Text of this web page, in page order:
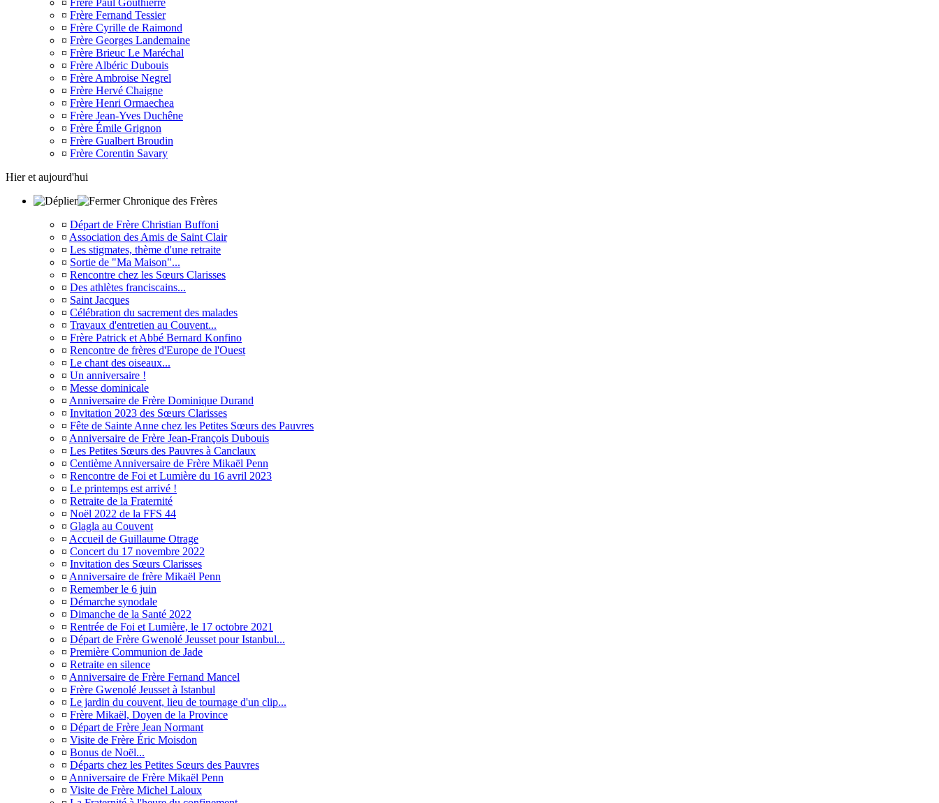
¤ Frère Paul Gouthierre
¤ Frère Fernand Tessier
¤ Frère Cyrille de Raimond
¤ Frère Georges Landemaine
¤ Frère Brieuc Le Maréchal
¤ Frère Albéric Dubouis
¤ Frère Ambroise Negrel
¤ Frère Hervé Chaigne
¤ Frère Henri Ormaechea
¤ Frère Jean-Yves Duchêne
¤ Frère Émile Grignon
¤ Frère Gualbert Broudin
¤ Frère Corentin Savary
Hier et aujourd'hui
Chronique des Frères
¤ Départ de Frère Christian Buffoni
¤ Association des Amis de Saint Clair
¤ Les stigmates, thème d'une retraite
¤ Sortie de "Ma Maison"...
¤ Rencontre chez les Sœurs Clarisses
¤ Des athlètes franciscains...
¤ Saint Jacques
¤ Célébration du sacrement des malades
¤ Travaux d'entretien au Couvent...
¤ Frère Patrick et Abbé Bernard Konfino
¤ Rencontre de frères d'Europe de l'Ouest
¤ Le chant des oiseaux...
¤ Un anniversaire !
¤ Messe dominicale
¤ Anniversaire de Frère Dominique Durand
¤ Invitation 2023 des Sœurs Clarisses
¤ Fête de Sainte Anne chez les Petites Sœurs des Pauvres
¤ Anniversaire de Frère Jean-François Dubouis
¤ Les Petites Sœurs des Pauvres à Canclaux
¤ Centième Anniversaire de Frère Mikaël Penn
¤ Rencontre de Foi et Lumière du 16 avril 2023
¤ Le printemps est arrivé !
¤ Retraite de la Fraternité
¤ Noël 2022 de la FFS 44
¤ Glagla au Couvent
¤ Accueil de Guillaume Otrage
¤ Concert du 17 novembre 2022
¤ Invitation des Sœurs Clarisses
¤ Anniversaire de frère Mikaël Penn
¤ Remember le 6 juin
¤ Démarche synodale
¤ Dimanche de la Santé 2022
¤ Rentrée de Foi et Lumière, le 17 octobre 2021
¤ Départ de Frère Gwenolé Jeusset pour Istanbul...
¤ Première Communion de Jade
¤ Retraite en silence
¤ Anniversaire de Frère Fernand Mancel
¤ Frère Gwenolé Jeusset à Istanbul
¤ Le jardin du couvent, lieu de tournage d'un clip...
¤ Frère Mikaël, Doyen de la Province
¤ Départ de Frère Jean Normant
¤ Visite de Frère Éric Moisdon
¤ Bonus de Noël...
¤ Départs chez les Petites Sœurs des Pauvres
¤ Anniversaire de Frère Mikaël Penn
¤ Visite de Frère Michel Laloux